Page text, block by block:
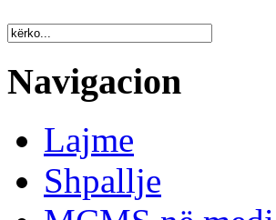
Navigacion
Lajme
Shpallje